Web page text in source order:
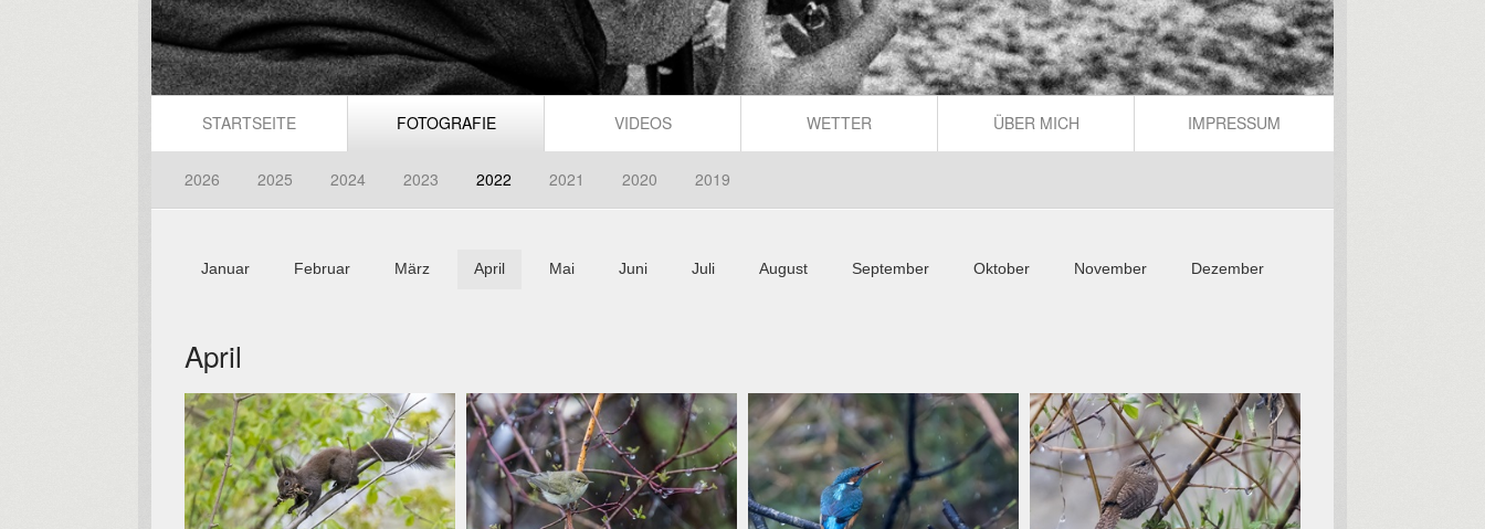
STARTSEITE FOTOGRAFIE VIDEOS WETTER ÜBER MICH IMPRESSUM
2026 2025 2024 2023 2022 2021 2020 2019
Januar Februar März April Mai Juni Juli August September Oktober November Dezember
April